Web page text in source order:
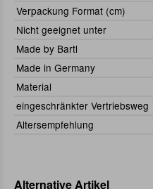
Verpackung Format (cm)
Nicht geeignet unter
Made by Bartl
Made in Germany
Material
eingeschränkter Vertriebsweg
Altersempfehlung
Alternative Artikel